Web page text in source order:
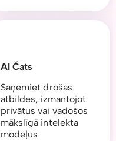
AI Čats
Saņemiet drošas
atbildes, izmantojot
privātus vai vadošos
mākslīgā intelekta
modeļus